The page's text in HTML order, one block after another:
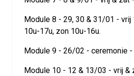
Module 8 - 29, 30 & 31/01 - vrij
10u-17u, zon 10u-16u.
Module 9 - 26/02 - ceremonie
Module 10 - 12 & 13/03 - vrij &